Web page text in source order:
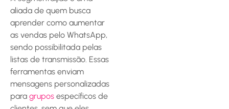
aliada de quem busca
aprender como aumentar
as vendas pelo WhatsApp,
sendo possibilitada pelas
listas de transmissão. Essas
ferramentas enviam
mensagens personalizadas
para grupos específicos de